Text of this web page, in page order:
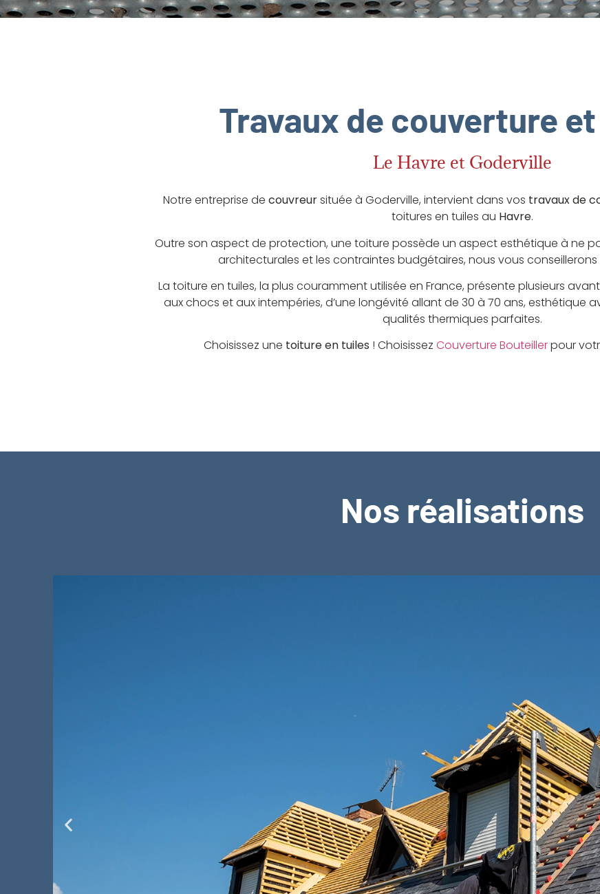
Travaux de couverture
Le Havre et Goderville
Notre entreprise de couvreursituée à Goderville, intervient dans vos travaux de
toitures en tuiles au Havre.
Outre son aspect de protection, une toiture possède un aspect esthétique à ne
architecturales et les contraintes budgétaires, nous vous conseillerons
La toiture en tuiles, la plus couramment utilisée en France, présente plusieurs
aux chocs et aux intempéries, d’une longévité allant de 30 à 70 ans, esthétique
qualités thermiques parfaites.
Choisissez une toiture en tuiles ! Choisissez Couverture Bouteillerpour
Nos réalisations